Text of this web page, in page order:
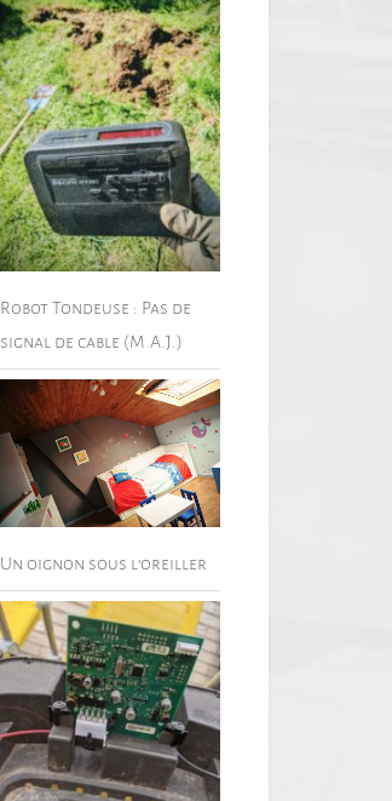
Robot Tondeuse : Pas de
signal de cable (M.A.J.)
Un oignon sous l’oreiller